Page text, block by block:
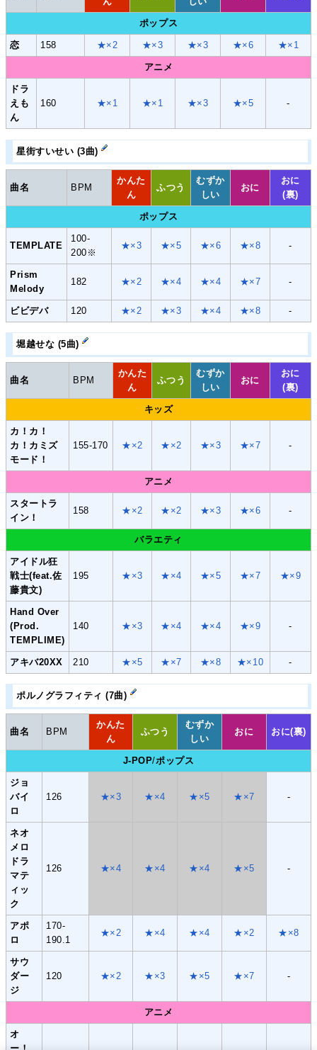
ポップス
恋 158 ★×2 ★×3 ★×3 ★×6 ★×1
アニメ
ドラ
えも
ん
160 ★×1 ★×1 ★×3 ★×5 -
星街すいせい (3曲)
曲名 BPM
かんた
ん
ふつう
むずか
しい
おに
おに
(裏)
ポップス
TEMPLATE
100-
200※
★×3 ★×5 ★×6 ★×8 -
Prism
Melody
182 ★×2 ★×4 ★×4 ★×7 -
ビビデバ 120 ★×2 ★×3 ★×4 ★×8 -
堀越せな (5曲)
曲名 BPM
かんた
ん
ふつう
むずか
しい
おに
おに
(裏)
キッズ
カ！カ！
カ！カミズ
モード！
155-170 ★×2 ★×2 ★×3 ★×7 -
アニメ
スタートラ
イン！
158 ★×2 ★×2 ★×3 ★×6 -
バラエティ
アイドル狂
戦士(feat.佐
藤貴文)
195 ★×3 ★×4 ★×5 ★×7 ★×9
Hand Over
(Prod.
TEMPLIME)
140 ★×3 ★×4 ★×4 ★×9 -
アキバ20XX 210 ★×5 ★×7 ★×8 ★×10 -
ポルノグラフィティ (7曲)
曲名 BPM
かんた
ん
ふつう
むずか
しい
おに おに(裏)
J-POP/ポップス
ジョ
バイ
ロ
126 ★×3 ★×4 ★×5 ★×7 -
ネオ
メロ
ドラ
マテ
ィッ
ク
126 ★×4 ★×4 ★×4 ★×5 -
アポ
ロ
170-
190.1
★×2 ★×4 ★×4 ★×2 ★×8
サウ
ダー
ジ
120 ★×2 ★×3 ★×5 ★×7 -
アニメ
オ